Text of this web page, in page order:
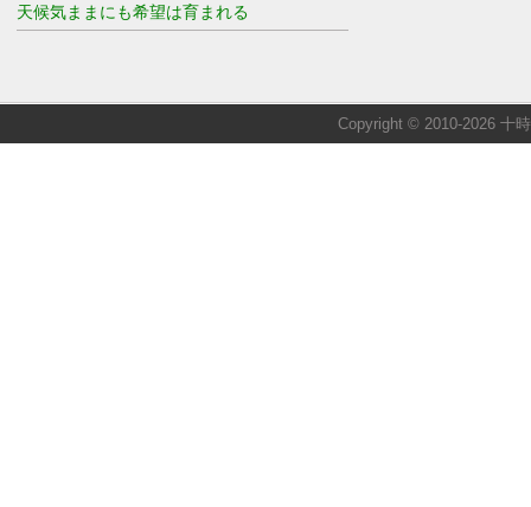
天候気ままにも希望は育まれる
Copyright © 2010-2026 十